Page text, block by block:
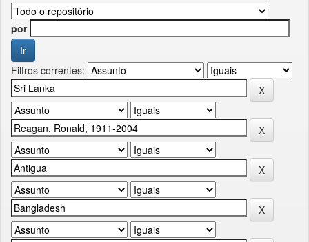
por
Filtros correntes: